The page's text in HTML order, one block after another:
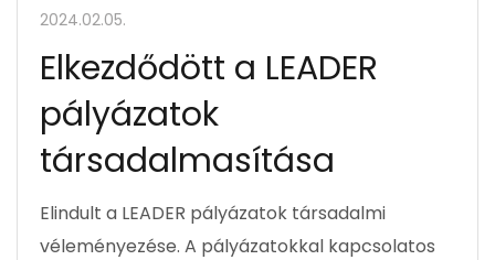
2024.02.05.
Elkezdődött a LEADER
pályázatok
társadalmasítása
Elindult a LEADER pályázatok társadalmi
véleményezése. A pályázatokkal kapcsolatos